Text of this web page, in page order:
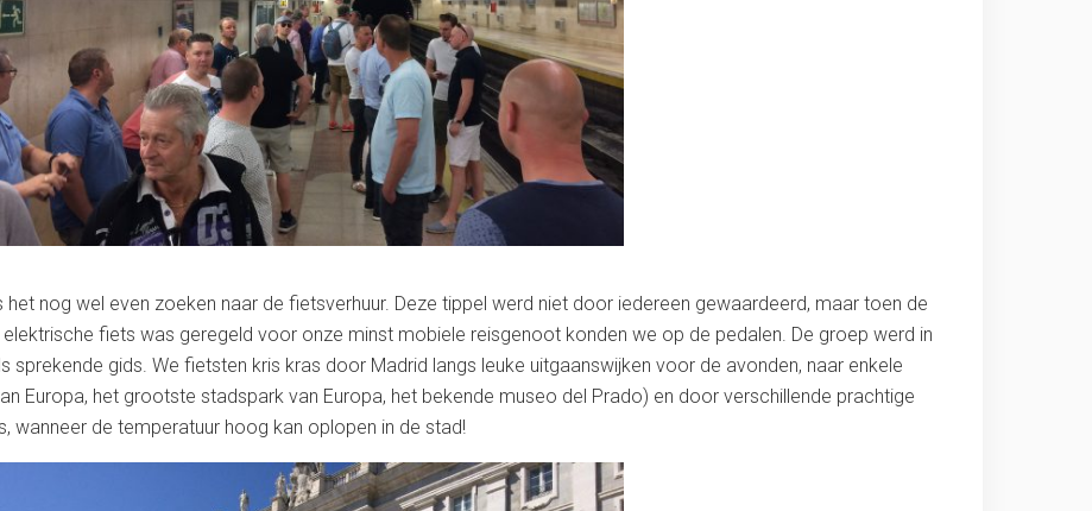
nog wel even zoeken naar de fietsverhuur. Deze tippel werd niet door iedereen gewaardeerd, maar toen de
fiets was geregeld voor onze minst mobiele reisgenoot konden we op de pedalen. De groep werd in
sprekende gids. We fietsten kris kras door Madrid langs leuke uitgaanswijken voor de avonden, naar enkele
Europa, het grootste stadspark van Europa, het bekende museo del Prado) en door verschillende prachtige
wanneer de temperatuur hoog kan oplopen in de stad!